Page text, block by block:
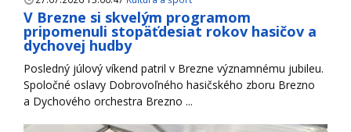
V Brezne si skvelým programom
pripomenuli stopäťdesiat rokov hasičov a
dychovej hudby
Posledný júlový víkend patril v Brezne významnému jubileu.
Spoločné oslavy Dobrovoľného hasičského zboru Brezno
a Dychového orchestra Brezno ...